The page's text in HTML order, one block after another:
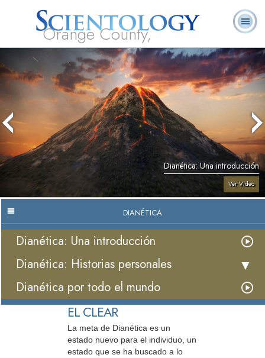
Orange County,
CA
Nosotros
Hubbard
¿Qué es
Scientology?
Ministros
Voluntarios
Preguntas
Frecuentes
Libros
Dianética: Una introducción
Ver Video
DIANÉTICA
Dianética: Una introducción
Dianética: Historias personales
Dianética por todo el mundo
EL CLEAR
La meta de Dianética es un
estado nuevo para el individuo, un
estado que se ha buscado a lo